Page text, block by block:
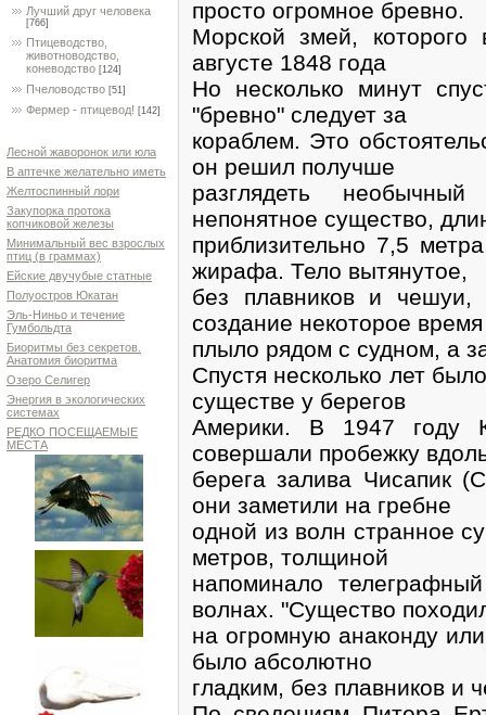
Лучший друг человека
[766]
Птицеводство,
животноводство,
коневодство [124]
Пчеловодство [51]
Фермер - птицевод! [142]
Лесной жаворонок или юла
В аптечке желательно иметь
Желтоспинный лори
Закупорка протока
копчиковой железы
Минимальный вес взрослых
птиц (в граммах)
Ейские двучубые статные
Полуостров Юкатан
Эль-Ниньо и течение
Гумбольдта
Биоритмы без секретов.
Анатомия биоритма
Озеро Селигер
Энергия в экологических
системах
РЕДКО ПОСЕЩАЕМЫЕ
МЕСТА
просто огромное бревно.
Морской змей,
августе 1848 года
Но несколько минут
"бревно" следует за
кораблем. Это
он решил получше
разглядеть
непонятное существо,
приблизительно 7,5
жирафа. Тело вытянутое,
без плавников и чешуи,
создание некоторое время
плыло рядом с судном, а
Спустя несколько лет
существе у берегов
Америки. В 1947 году
совершали пробежку
берега залива Чисапик
они заметили на гребне
одной из волн странное
метров, толщиной
напоминало
волнах. "Существо
на огромную анаконду
было абсолютно
гладким, без плавников и